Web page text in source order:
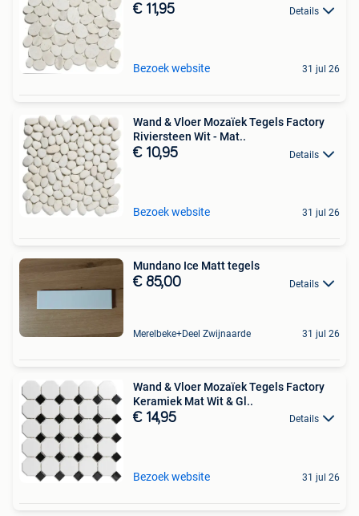
€ 11,95 Details
Bezoek website 31 jul 26
Wand & Vloer Mozaïek Tegels Factory
Riviersteen Wit - Mat..
€ 10,95 Details
Bezoek website 31 jul 26
Mundano Ice Matt tegels
€ 85,00 Details
Merelbeke+Deel Zwijnaarde 31 jul 26
Wand & Vloer Mozaïek Tegels Factory
Keramiek Mat Wit & Gl..
€ 14,95 Details
Bezoek website 31 jul 26